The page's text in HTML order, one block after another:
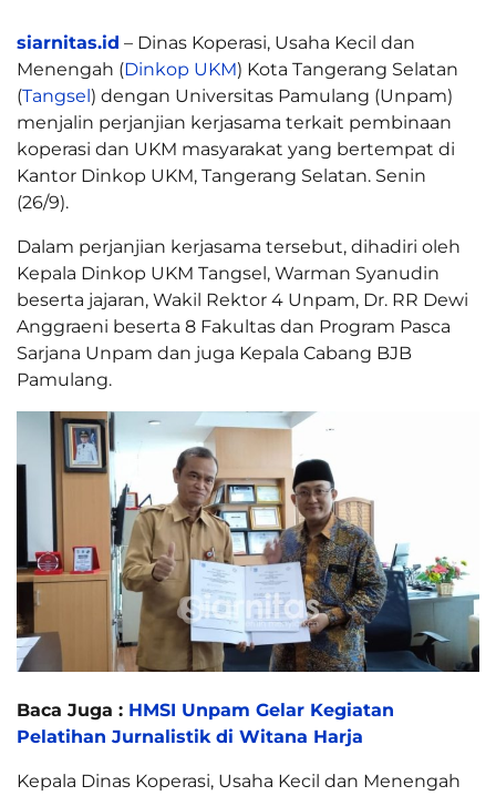
siarnitas.id – Dinas Koperasi, Usaha Kecil dan
Menengah (Dinkop UKM) Kota Tangerang Selatan
(Tangsel) dengan Universitas Pamulang (Unpam)
menjalin perjanjian kerjasama terkait pembinaan
koperasi dan UKM masyarakat yang bertempat di
Kantor Dinkop UKM, Tangerang Selatan. Senin
(26/9).
Dalam perjanjian kerjasama tersebut, dihadiri oleh
Kepala Dinkop UKM Tangsel, Warman Syanudin
beserta jajaran, Wakil Rektor 4 Unpam, Dr. RR Dewi
Anggraeni beserta 8 Fakultas dan Program Pasca
Sarjana Unpam dan juga Kepala Cabang BJB
Pamulang.
Baca Juga : HMSI Unpam Gelar Kegiatan
Pelatihan Jurnalistik di Witana Harja
Kepala Dinas Koperasi, Usaha Kecil dan Menengah